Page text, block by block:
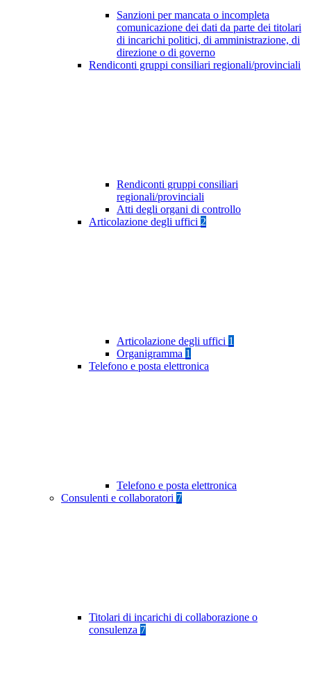
Sanzioni per mancata o incompleta
comunicazione dei dati da parte dei titolari
di incarichi politici, di amministrazione, di
direzione o di governo
Rendiconti gruppi consiliari regionali/provinciali
Rendiconti gruppi consiliari
regionali/provinciali
Atti degli organi di controllo
Articolazione degli uffici 2
Articolazione degli uffici 1
Organigramma 1
Telefono e posta elettronica
Telefono e posta elettronica
Consulenti e collaboratori 7
Titolari di incarichi di collaborazione o
consulenza 7